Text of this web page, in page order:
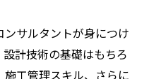
設コンサルタント求
サルタントが身につけ
計技術の基礎はもちろ
工管理スキル、さらに